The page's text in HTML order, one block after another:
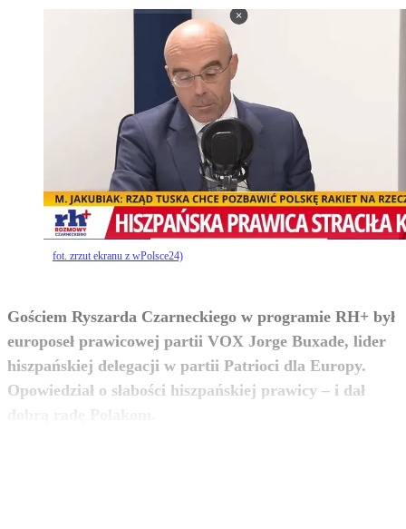
fot. zrzut ekranu z wPolsce24)
Gościem Ryszarda Czarneckiego w programie RH+ był
europoseł prawicowej partii VOX Jorge Buxade, lider
hiszpańskiej delegacji w partii Patrioci dla Europy.
Opowiedział o słabości hiszpańskiej prawicy – i dał
zobacz więcej